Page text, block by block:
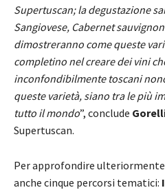
Supertuscan; la degustazione
Sangiovese, Cabernet
dimostreranno come queste
completino nel creare dei vini
inconfondibilmente toscani
queste varietà, siano tra le più
tutto il mondo”, conclude
Supertuscan.
Per approfondire
anche cinque percorsi tematici: